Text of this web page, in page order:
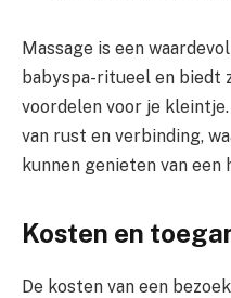
Massage is een
babyspa-ritueel en biedt
voordelen voor je
van rust en verbinding,
kunnen genieten van een
Kosten en
De kosten van een